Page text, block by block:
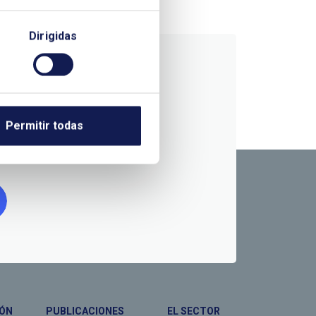
Dirigidas
Permitir todas
PUBLICACIONES EL SECTOR